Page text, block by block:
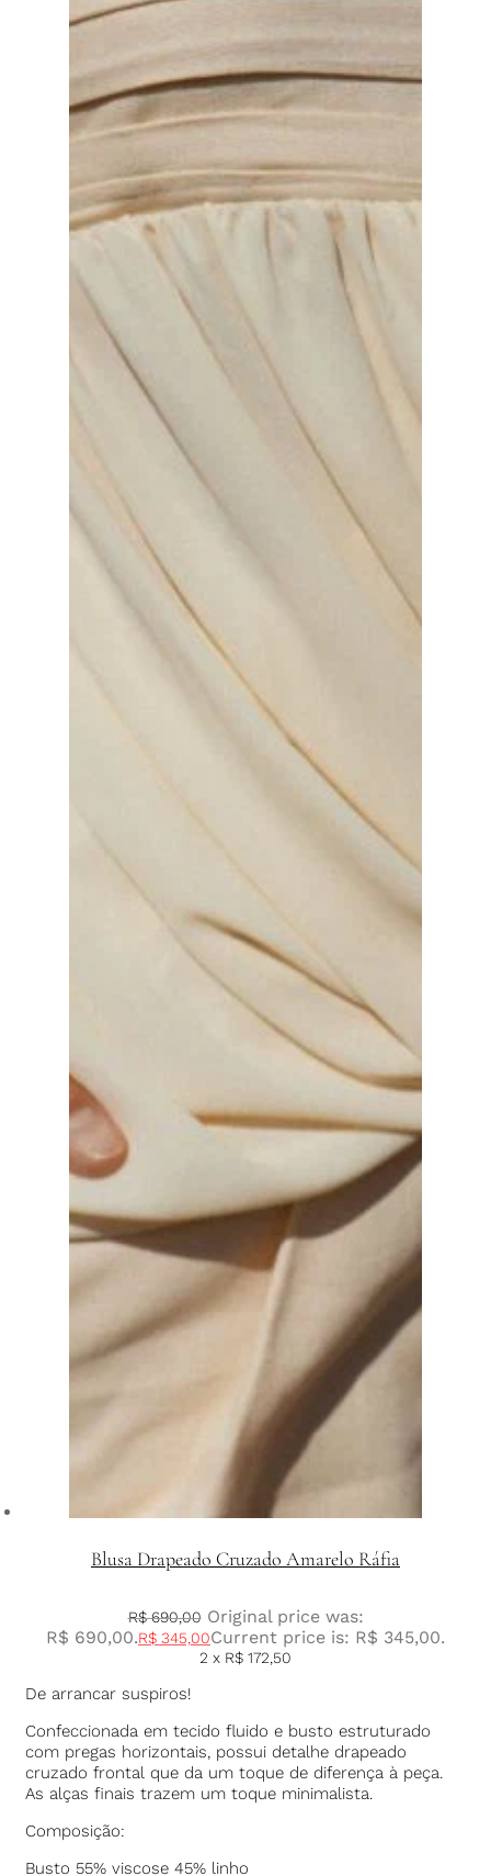
Blusa Drapeado Cruzado Amarelo Ráfia
R$690,00 Original price was:
R$ 690,00.R$ 345,00Current price is: R$ 345,00.
2 x R$ 172,50
De arrancar suspiros!
Confeccionada em tecido fluido e busto estruturado
com pregas horizontais, possui detalhe drapeado
cruzado frontal que da um toque de diferença à peça.
As alças finais trazem um toque minimalista.
Composição:
Busto 55% viscose 45% linho